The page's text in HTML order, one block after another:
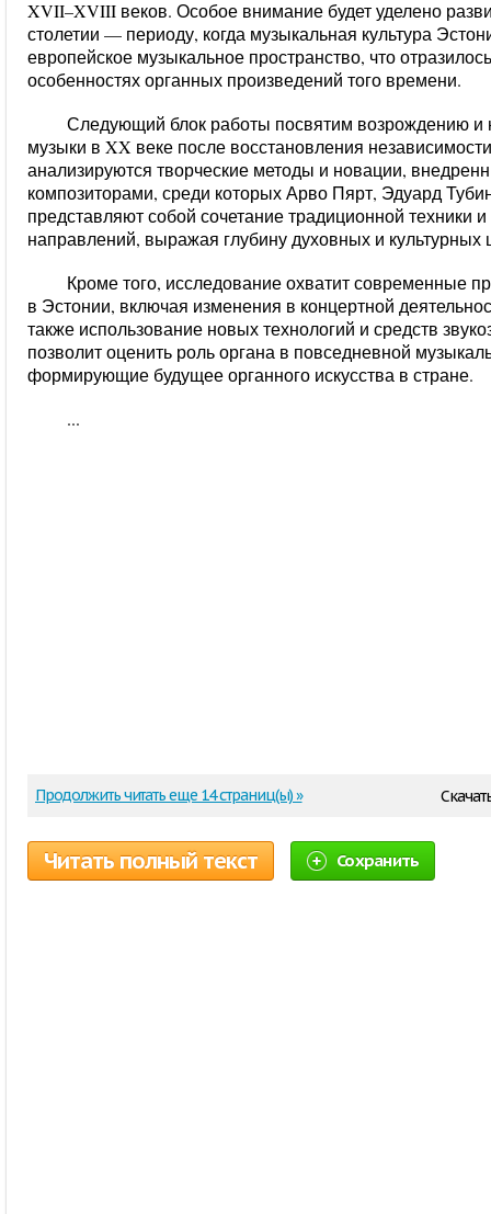
XVII–XVIII веков. Особое внимание будет уделено
столетии — периоду, когда музыкальная культура
европейское музыкальное пространство, что
особенностях органных произведений того времени.
Следующий блок работы посвятим возрождению и
музыки в XX веке после восстановления
анализируются творческие методы и новации,
композиторами, среди которых Арво Пярт, Эдуард
представляют собой сочетание традиционной техники
направлений, выражая глубину духовных и культурных
Кроме того, исследование охватит современные
в Эстонии, включая изменения в концертной
также использование новых технологий и средств
позволит оценить роль органа в повседневной
формирующие будущее органного искусства в стране.
...
Продолжить читать еще 14 страниц(ы) »
Читать полный текст Сохранить